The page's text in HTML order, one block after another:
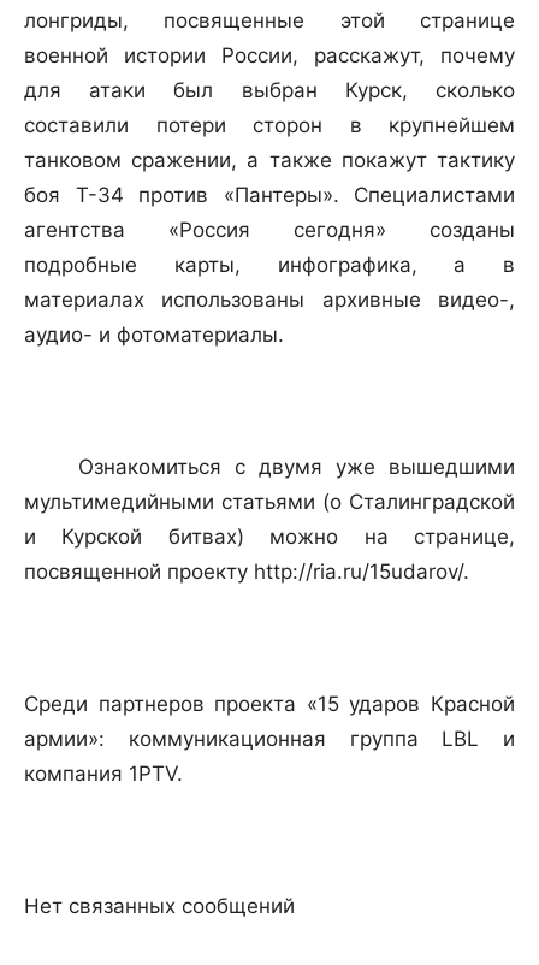
лонгриды, посвященные этой странице
военной истории России, расскажут, почему
для атаки был выбран Курск, сколько
составили потери сторон в крупнейшем
танковом сражении, а также покажут тактику
боя Т-34 против «Пантеры». Специалистами
агентства «Россия сегодня» созданы
подробные карты, инфографика, а в
материалах использованы архивные видео-,
аудио- и фотоматериалы.
Ознакомиться с двумя уже вышедшими
мультимедийными статьями (о Сталинградской
и Курской битвах) можно на странице,
посвященной проекту http://ria.ru/15udarov/.
Среди партнеров проекта «15 ударов Красной
армии»: коммуникационная группа LBL и
компания 1PTV.
Нет связанных сообщений